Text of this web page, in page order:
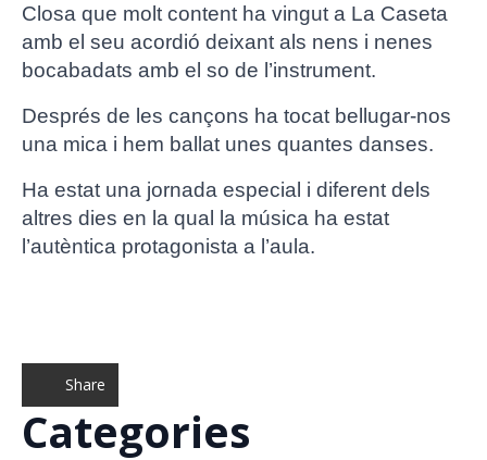
Closa que molt content ha vingut a La Caseta
amb el seu acordió deixant als nens i nenes
bocabadats amb el so de l’instrument.
Després de les cançons ha tocat bellugar-nos
una mica i hem ballat unes quantes danses.
Ha estat una jornada especial i diferent dels
altres dies en la qual la música ha estat
l’autèntica protagonista a l’aula.
Share
Categories